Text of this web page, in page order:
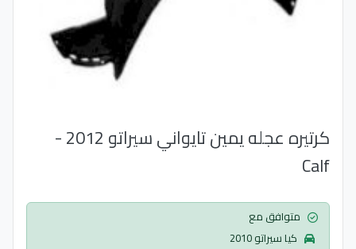
كرتيره عجله يمين تايواني سيراتو 2012 -
Calf
كيا سيراتو 2010